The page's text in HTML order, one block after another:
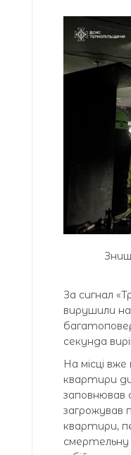
За сигнал
вирушили
секунда
На місці
квартири
заповнював
загрожував
квартири,
смертельну